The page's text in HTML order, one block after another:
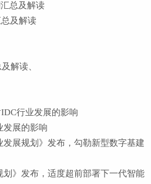
总及解读
及解读
解读、
行业发展的影响
发展的影响
发展规划》发布，勾勒新型数字基建
划》发布，适度超前部署下一代智能